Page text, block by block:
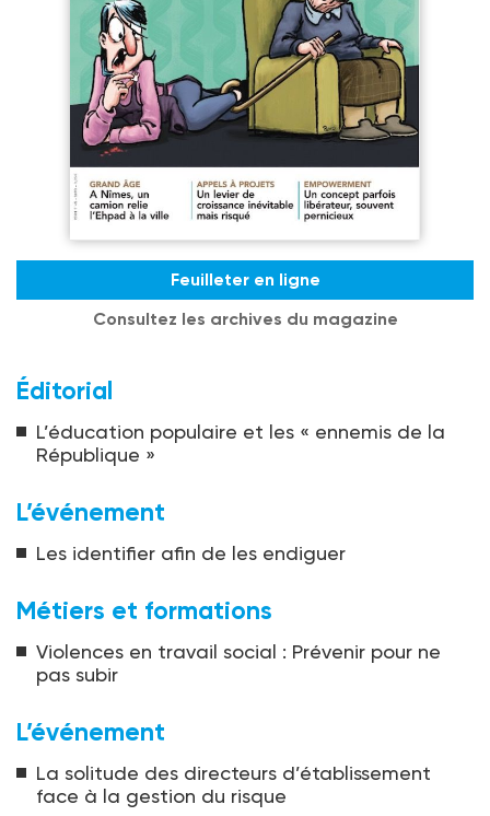
Feuilleter en ligne
Consultez les archives du magazine
Éditorial
L’éducation populaire et les « ennemis de la
République »
L’événement
Les identifier afin de les endiguer
Métiers et formations
Violences en travail social : Prévenir pour ne
pas subir
L’événement
La solitude des directeurs d’établissement
face à la gestion du risque